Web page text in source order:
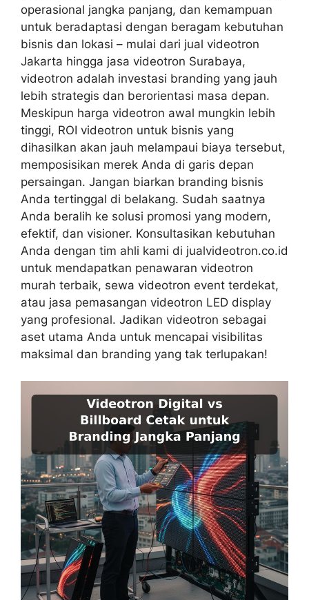
operasional jangka panjang, dan kemampuan
untuk beradaptasi dengan beragam kebutuhan
bisnis dan lokasi – mulai dari jual videotron
Jakarta hingga jasa videotron Surabaya,
videotron adalah investasi branding yang jauh
lebih strategis dan berorientasi masa depan.
Meskipun harga videotron awal mungkin lebih
tinggi, ROI videotron untuk bisnis yang
dihasilkan akan jauh melampaui biaya tersebut,
memposisikan merek Anda di garis depan
persaingan. Jangan biarkan branding bisnis
Anda tertinggal di belakang. Sudah saatnya
Anda beralih ke solusi promosi yang modern,
efektif, dan visioner. Konsultasikan kebutuhan
Anda dengan tim ahli kami di jualvideotron.co.id
untuk mendapatkan penawaran videotron
murah terbaik, sewa videotron event terdekat,
atau jasa pemasangan videotron LED display
yang profesional. Jadikan videotron sebagai
aset utama Anda untuk mencapai visibilitas
maksimal dan branding yang tak terlupakan!